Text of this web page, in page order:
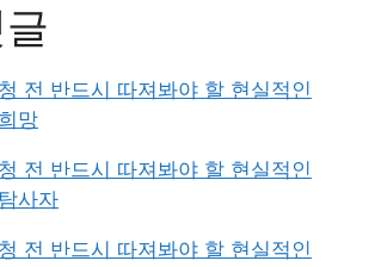
전 반드시 따져봐야 할 현실적인
망
전 반드시 따져봐야 할 현실적인
사자
전 반드시 따져봐야 할 현실적인